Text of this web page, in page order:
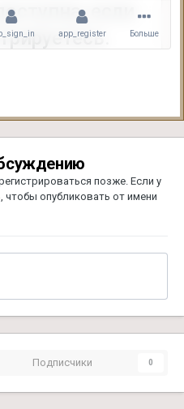
позже. Если у
, чтобы опубликовать от имени
Подписчики 0